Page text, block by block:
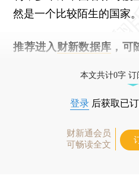
然是一个比较陌生的国家。
推荐进入 财新数据库 ，
本文共计0字
登录 后获取已
财新通会员
可畅读全文